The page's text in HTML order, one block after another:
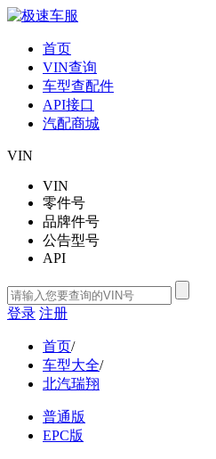
首页
VIN查询
车型查配件
API接口
汽配商城
VIN
VIN
零件号
品牌件号
公告型号
API
登录 注册
首页/
车型大全/
北汽瑞翔
普通版
EPC版